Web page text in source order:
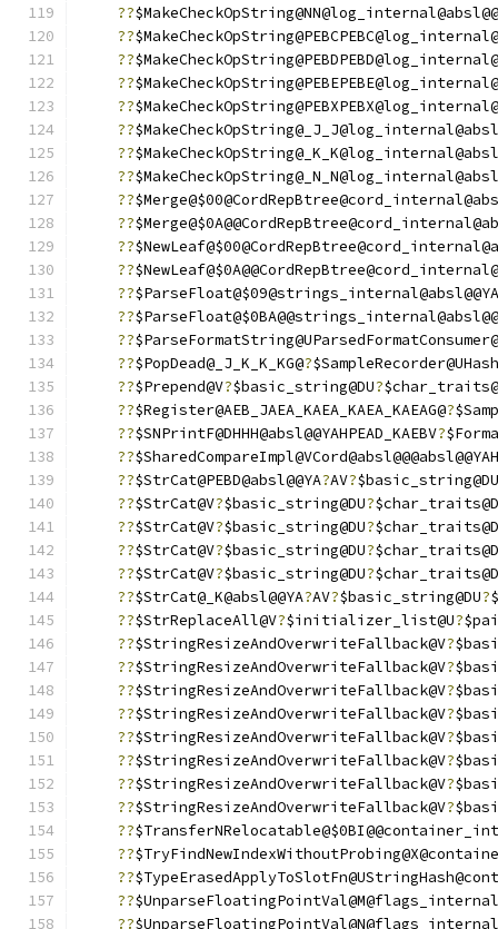
??
??
??
??
??
??
??
??
??
??
??
??
??$ParseFloat@$09@strings_internal@absl@@YA
??
??
??$PopDead@_J_K_K_KG@?
??$Prepend@V?$basic_string@DU?
??$Register@AEB_JAEA_KAEA_KAEA_KAEAG@?
??$SNPrintF@DHHH@absl@@YAHPEAD_KAEBV?
??
??$StrCat@PEBD@absl@@YA?AV?$basic_string@DU
??$StrCat@V?$basic_string@DU?
??$StrCat@V?$basic_string@DU?
??$StrCat@V?$basic_string@DU?
??$StrCat@V?$basic_string@DU?
??$StrCat@_K@absl@@YA?AV?$basic_string@DU?
??$StrReplaceAll@V?$initializer_list@U?
??$StringResizeAndOverwriteFallback@V?
??$StringResizeAndOverwriteFallback@V?
??$StringResizeAndOverwriteFallback@V?
??$StringResizeAndOverwriteFallback@V?
??$StringResizeAndOverwriteFallback@V?
??$StringResizeAndOverwriteFallback@V?
??$StringResizeAndOverwriteFallback@V?
??$StringResizeAndOverwriteFallback@V?
??
??
??
??
??